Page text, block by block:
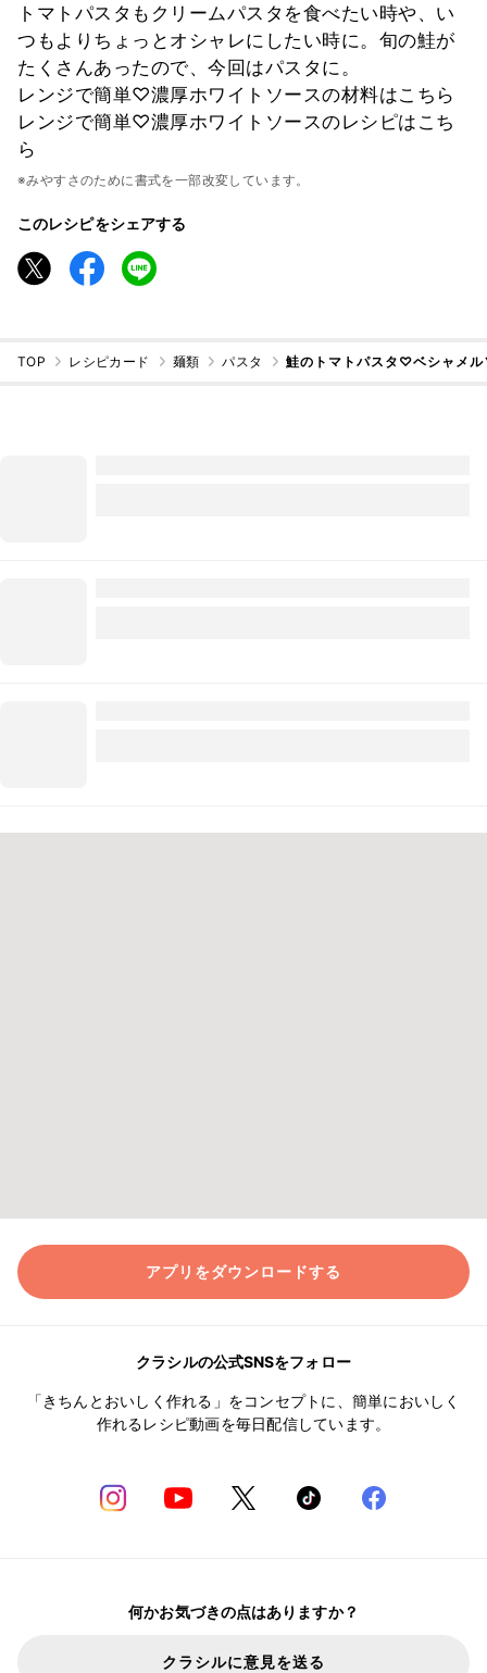
トマトパスタもクリームパスタを食べたい時や、い
つもよりちょっとオシャレにしたい時に。旬の鮭が
たくさんあったので、今回はパスタに。
レンジで簡単♡濃厚ホワイトソースの材料はこちら
レンジで簡単♡濃厚ホワイトソースのレシピはこち
ら
※みやすさのために書式を一部改変しています。
このレシピをシェアする
TOP レシピカード 麺類 パスタ 鮭のトマトパスタ♡ベシャメル
アプリをダウンロードする
クラシルの公式SNSをフォロー
「きちんとおいしく作れる」をコンセプトに、簡単においしく
作れるレシピ動画を毎日配信しています。
何かお気づきの点はありますか？
クラシルに意見を送る